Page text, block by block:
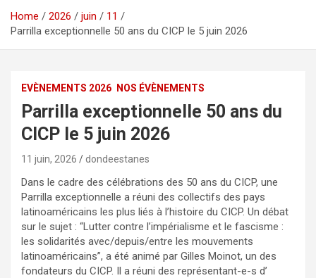
Home 2026 juin
11
Parrilla exceptionnelle 50 ans du CICP le 5 juin 2026
EVÈNEMENTS 2026 NOS ÉVÈNEMENTS
Parrilla exceptionnelle 50 ans du
CICP le 5 juin 2026
11 juin, 2026 dondeestanes
Dans le cadre des célébrations des 50 ans du CICP, une
Parrilla exceptionnelle a réuni des collectifs des pays
latinoaméricains les plus liés à l’histoire du CICP. Un débat
sur le sujet : “Lutter contre l’impérialisme et le fascisme :
les solidarités avec/depuis/entre les mouvements
latinoaméricains”, a été animé par Gilles Moinot, un des
fondateurs du CICP. Il a réuni des représentant-e-s d’